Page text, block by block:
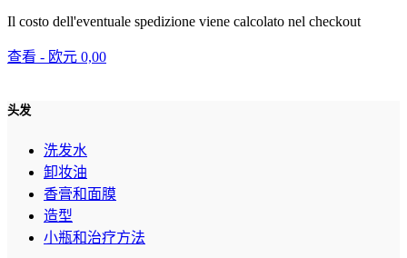
Il costo dell'eventuale spedizione viene calcolato nel checkout
查看 - 欧元 0,00
头发
洗发水
卸妆油
香膏和面膜
造型
小瓶和治疗方法